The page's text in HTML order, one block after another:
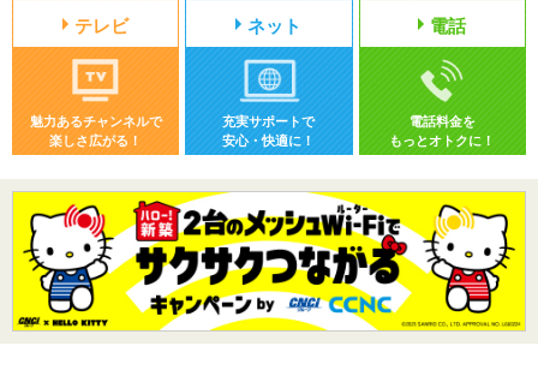
テレビ
魅力あるチャンネルで
楽しさ広がる！
ネット
充実サポートで
安心・快適に！
電話
電話料金を
もっとオトクに！